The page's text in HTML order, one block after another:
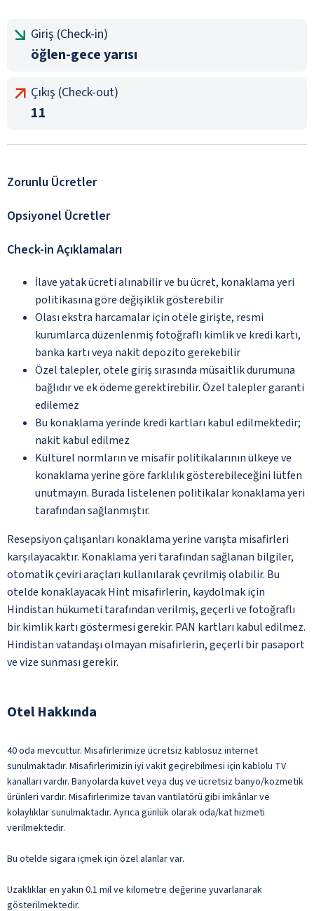
Giriş (Check-in)
öğlen-gece yarısı
Çıkış (Check-out)
11
Zorunlu Ücretler
Opsiyonel Ücretler
Check-in Açıklamaları
İlave yatak ücreti alınabilir ve bu ücret, konaklama yeri
politikasına göre değişiklik gösterebilir
Olası ekstra harcamalar için otele girişte, resmi
kurumlarca düzenlenmiş fotoğraflı kimlik ve kredi kartı,
banka kartı veya nakit depozito gerekebilir
Özel talepler, otele giriş sırasında müsaitlik durumuna
bağlıdır ve ek ödeme gerektirebilir. Özel talepler garanti
edilemez
Bu konaklama yerinde kredi kartları kabul edilmektedir;
nakit kabul edilmez
Kültürel normların ve misafir politikalarının ülkeye ve
konaklama yerine göre farklılık gösterebileceğini lütfen
unutmayın. Burada listelenen politikalar konaklama yeri
tarafından sağlanmıştır.
Resepsiyon çalışanları konaklama yerine varışta misafirleri
karşılayacaktır. Konaklama yeri tarafından sağlanan bilgiler,
otomatik çeviri araçları kullanılarak çevrilmiş olabilir. Bu
otelde konaklayacak Hint misafirlerin, kaydolmak için
Hindistan hükumeti tarafından verilmiş, geçerli ve fotoğraflı
bir kimlik kartı göstermesi gerekir. PAN kartları kabul edilmez.
Hindistan vatandaşı olmayan misafirlerin, geçerli bir pasaport
ve vize sunması gerekir.
Otel Hakkında
40 oda mevcuttur. Misafirlerimize ücretsiz kablosuz internet
sunulmaktadır. Misafirlerimizin iyi vakit geçirebilmesi için kablolu TV
kanalları vardır. Banyolarda küvet veya duş ve ücretsiz banyo/kozmetik
ürünleri vardır. Misafirlerimize tavan vantilatörü gibi imkânlar ve
kolaylıklar sunulmaktadır. Ayrıca günlük olarak oda/kat hizmeti
verilmektedir.
Bu otelde sigara içmek için özel alanlar var.
Uzaklıklar en yakın 0.1 mil ve kilometre değerine yuvarlanarak
gösterilmektedir.